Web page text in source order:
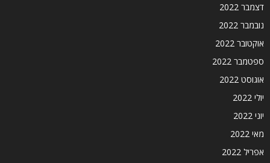
דצמבר 2022
נובמבר 2022
אוקטובר 2022
ספטמבר 2022
אוגוסט 2022
יולי 2022
יוני 2022
מאי 2022
אפריל 2022